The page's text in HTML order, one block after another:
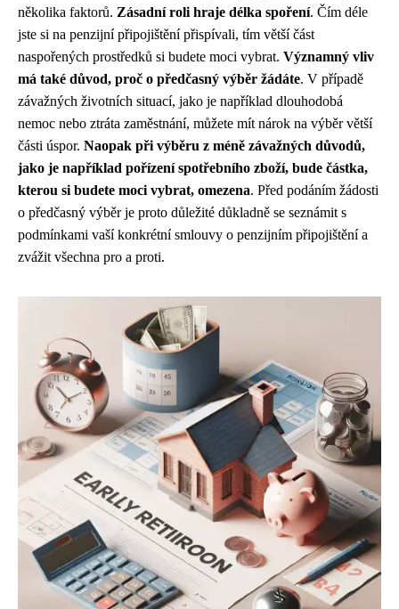
několika faktorů. Zásadní roli hraje délka spoření. Čím déle
jste si na penzijní připojištění přispívali, tím větší část
naspořených prostředků si budete moci vybrat. Významný vliv
má také důvod, proč o předčasný výběr žádáte. V případě
závažných životních situací, jako je například dlouhodobá
nemoc nebo ztráta zaměstnání, můžete mít nárok na výběr větší
části úspor. Naopak při výběru z méně závažných důvodů,
jako je například pořízení spotřebního zboží, bude částka,
kterou si budete moci vybrat, omezena. Před podáním žádosti
o předčasný výběr je proto důležité důkladně se seznámit s
podmínkami vaší konkrétní smlouvy o penzijním připojištění a
zvážit všechna pro a proti.